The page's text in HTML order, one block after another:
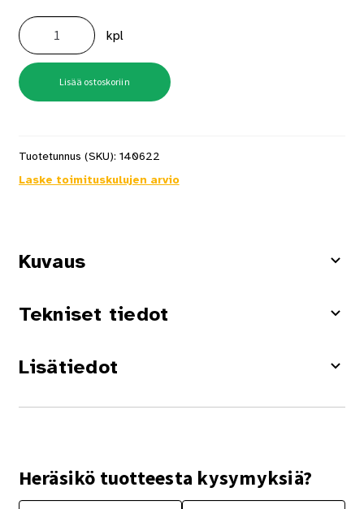
Minikulmalevy
40X40X40X2
J5524440
määrä
kpl
Lisää ostoskoriin
Tuotetunnus (SKU): 140622
Laske toimituskulujen arvio
Kuvaus
Tekniset tiedot
Lisätiedot
Heräsikö tuotteesta kysymyksiä?